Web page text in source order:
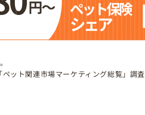
ット関連市場マーケティング総覧」調査